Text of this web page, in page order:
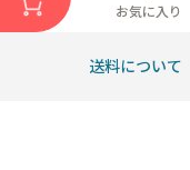
お気に入り
送料について